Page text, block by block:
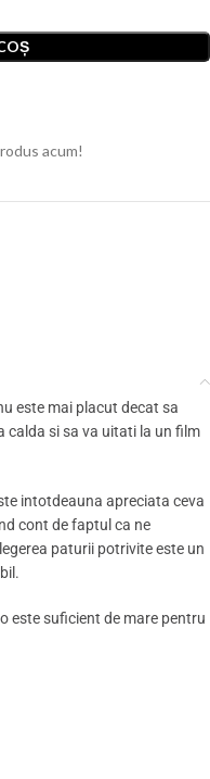
acum!
este mai placut decat sa
calda si sa va uitati la un film
intotdeauna apreciata ceva
cont de faptul ca ne
paturii potrivite este un
este suficient de mare pentru